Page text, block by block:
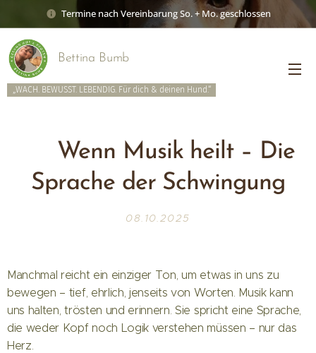
Termine nach Vereinbarung So. + Mo. geschlossen
Bettina Bumb
„WACH. BEWUSST. LEBENDIG. Für dich & deinen Hund.“
🌿 Wenn Musik heilt – Die
Sprache der Schwingung
08.10.2025
Manchmal reicht ein einziger Ton, um etwas in uns zu
bewegen – tief, ehrlich, jenseits von Worten. Musik kann
uns halten, trösten und erinnern. Sie spricht eine Sprache,
die weder Kopf noch Logik verstehen müssen – nur das
Herz.